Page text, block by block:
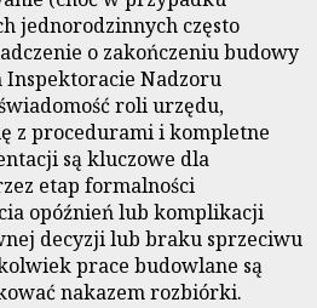
jednorodzinnych często
o zakończeniu budowy
Inspektoracie Nadzoru
roli urzędu,
z procedurami i kompletne
są kluczowe dla
etap formalności
opóźnień lub komplikacji
decyzji lub braku sprzeciwu
prace budowlane są
nakazem rozbiórki.